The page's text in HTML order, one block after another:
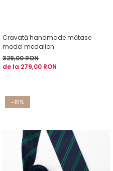
Cravată handmade mătase
model medalion
329,00 RON
de la 279,00 RON
-15%